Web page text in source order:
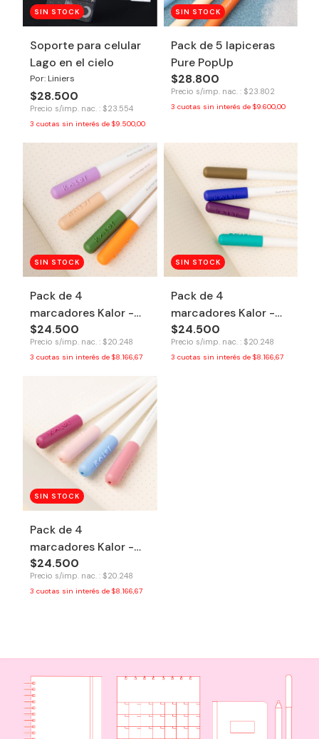
SIN STOCK
Soporte para celular
Lago en el cielo
Por: Liniers
$28.500
Precio s/imp. nac. : $23.554
3 cuotas sin interés de $9.500,00
SIN STOCK
Pack de 5 lapiceras
Pure PopUp
$28.800
Precio s/imp. nac. : $23.802
3 cuotas sin interés de $9.600,00
SIN STOCK
Pack de 4
marcadores Kalor -
Spring
$24.500
Precio s/imp. nac. : $20.248
3 cuotas sin interés de $8.166,67
SIN STOCK
Pack de 4
marcadores Kalor -
Cyberpunk
$24.500
Precio s/imp. nac. : $20.248
3 cuotas sin interés de $8.166,67
SIN STOCK
Pack de 4
marcadores Kalor -
Sakura
$24.500
Precio s/imp. nac. : $20.248
3 cuotas sin interés de $8.166,67